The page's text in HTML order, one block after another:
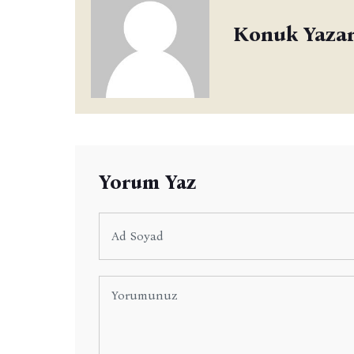
Konuk
Yorum Yaz